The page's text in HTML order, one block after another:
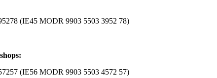
(IE45 MODR 9903 5503 3952 78)
(IE56 MODR 9903 5503 4572 57)